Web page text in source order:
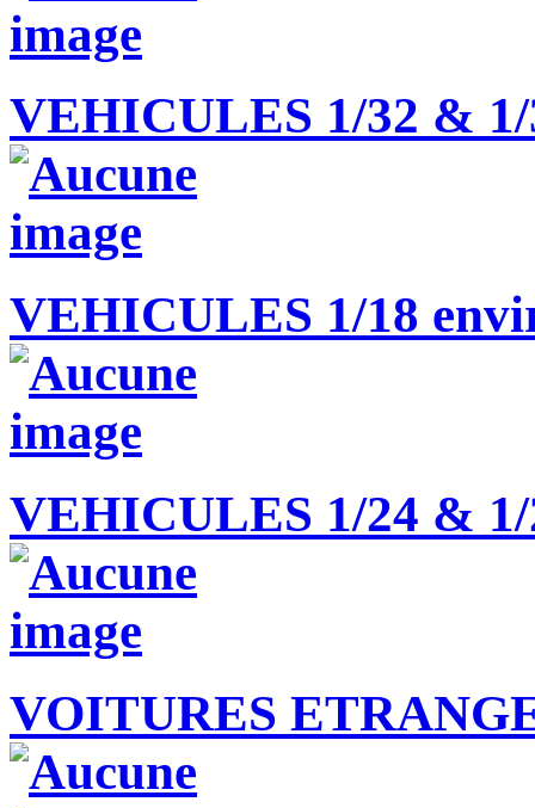
VEHICULES 1/32 &
VEHICULES 1/18
VEHICULES 1/24 &
VOITURES